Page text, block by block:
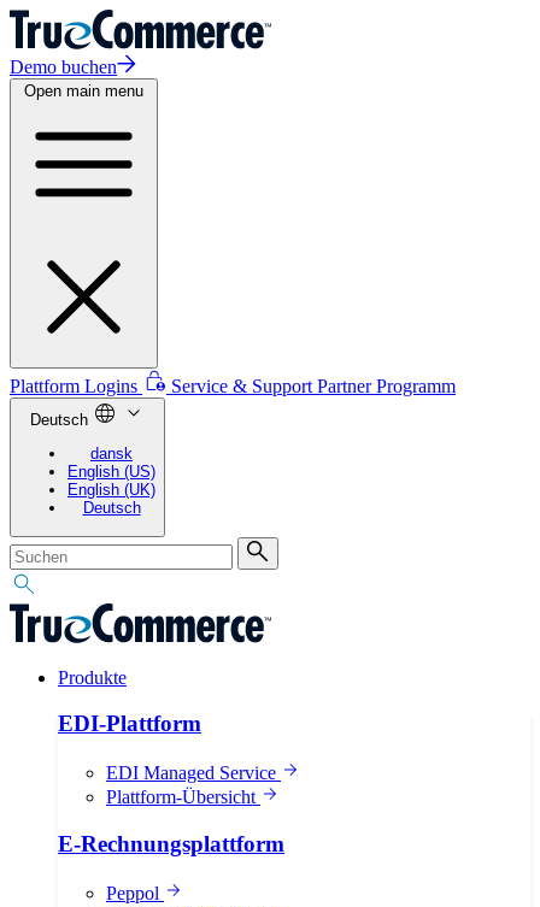
Demo buchen
Open main menu
Plattform Logins Service & Support Partner Programm
Deutsch
dansk
English (US)
English (UK)
Deutsch
Produkte
EDI-Plattform
EDI Managed Service
Plattform-Übersicht
E-Rechnungsplattform
Peppol